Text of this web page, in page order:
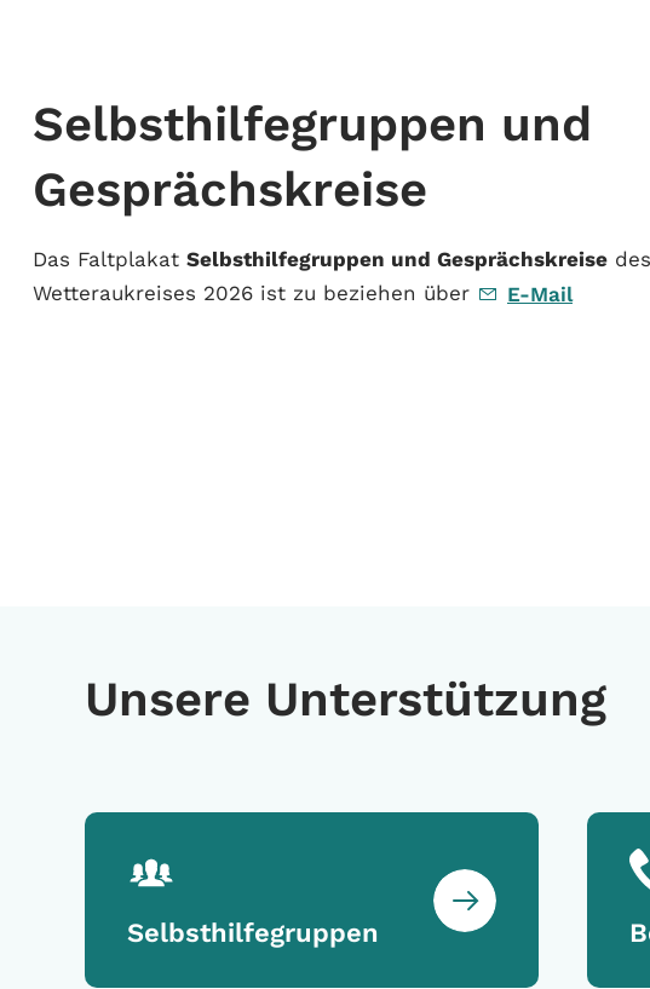
Selbsthilfegruppen und
Gesprächskreise
Das Faltplakat Selbsthilfegruppen und Gesprächskreise des
Wetteraukreises 2026 ist zu beziehen über
E-Mail
Unsere Unterstützung
Selbsthilfegruppen